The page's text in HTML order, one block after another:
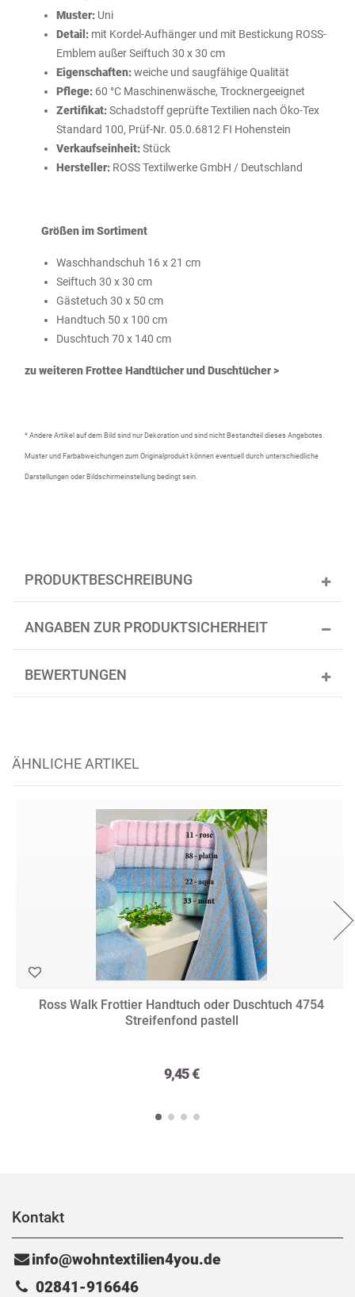
Muster: Uni
Detail: mit Kordel-Aufhänger und mit Bestickung ROSS-
Emblem außer Seiftuch 30 x 30 cm
Eigenschaften:weiche und saugfähige Qualität
Pflege: 60 °C Maschinenwäsche, Trocknergeeignet
Zertifikat:Schadstoff geprüfte Textilien nach Öko-Tex
Standard 100, Prüf-Nr. 05.0.6812 FI Hohenstein
Verkaufseinheit:Stück
Hersteller: ROSS Textilwerke GmbH / Deutschland
Größen im Sortiment
Waschhandschuh 16 x 21 cm
Seiftuch 30 x 30 cm
Gästetuch 30 x 50 cm
Handtuch 50 x 100 cm
Duschtuch 70 x 140 cm
zu weiteren Frottee Handtücher und Duschtücher >
* Andere Artikel auf dem Bild sind nur Dekoration und sind nicht Bestandteil dieses Angebotes.
Muster und Farbabweichungen zum Originalprodukt können eventuell durch unterschiedliche
Darstellungen oder Bildschirmeinstellung bedingt sein.
PRODUKTBESCHREIBUNG
ANGABEN ZUR PRODUKTSICHERHEIT
BEWERTUNGEN
ÄHNLICHE ARTIKEL
Ross Walk Frottier Handtuch oder Duschtuch 4754
Streifenfond pastell
9,45 €
Kontakt
info@wohntextilien4you.de
02841-916646